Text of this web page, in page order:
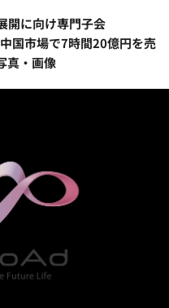
開に向け専門子会
国市場で7時間20億円を売
真・画像